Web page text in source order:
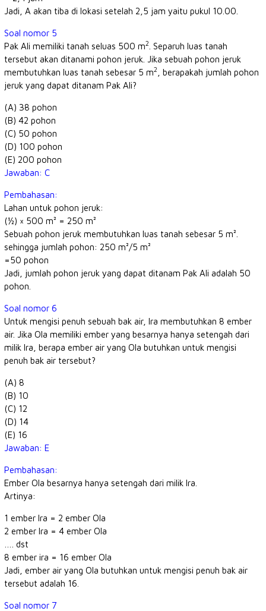
Jadi, A akan tiba di lokasi setelah 2,5 jam yaitu pukul 10.00.
Soal nomor 5
Pak Ali memiliki tanah seluas 500 m2
. Separuh luas tanah
tersebut akan ditanami pohon jeruk. Jika sebuah pohon jeruk
membutuhkan luas tanah sebesar 5 m2
, berapakah jumlah pohon
jeruk yang dapat ditanam Pak Ali?
(A) 38 pohon
(B) 42 pohon
(C) 50 pohon
(D) 100 pohon
(E) 200 pohon
Jawaban: C
Pembahasan:
Lahan untuk pohon jeruk:
(½) × 500 m² = 250 m²
Sebuah pohon jeruk membutuhkan luas tanah sebesar 5 m².
sehingga jumlah pohon: 250 m²/5 m²
=50 pohon
Jadi, jumlah pohon jeruk yang dapat ditanam Pak Ali adalah 50
pohon.
Soal nomor 6
Untuk mengisi penuh sebuah bak air, Ira membutuhkan 8 ember
air. Jika Ola memiliki ember yang besarnya hanya setengah dari
milik Ira, berapa ember air yang Ola butuhkan untuk mengisi
penuh bak air tersebut?
(A) 8
(B) 10
(C) 12
(D) 14
(E) 16
Jawaban: E
Pembahasan:
Ember Ola besarnya hanya setengah dari milik Ira.
Artinya:
1 ember Ira = 2 ember Ola
2 ember Ira = 4 ember Ola
…. dst
8 ember ira = 16 ember Ola
Jadi, ember air yang Ola butuhkan untuk mengisi penuh bak air
tersebut adalah 16.
Soal nomor 7